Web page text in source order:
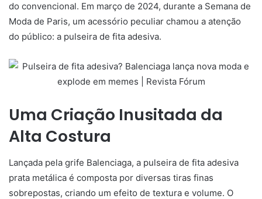
do convencional. Em março de 2024, durante a Semana de
Moda de Paris, um acessório peculiar chamou a atenção
do público: a pulseira de fita adesiva.
Uma Criação Inusitada da
Alta Costura
Lançada pela grife Balenciaga, a pulseira de fita adesiva
prata metálica é composta por diversas tiras finas
sobrepostas, criando um efeito de textura e volume. O